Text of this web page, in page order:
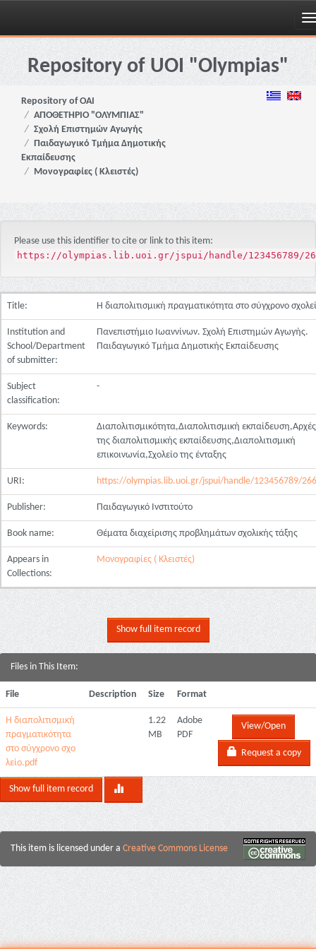
Skip
navigationRepository of UOI "Olympias"
Repository of OAI
ΑΠΟΘΕΤΗΡΙΟ "ΟΛΥΜΠΙΑΣ"
Σχολή Επιστημών Αγωγής
Παιδαγωγικό Τμήμα Δημοτικής
Εκπαίδευσης
Μονογραφίες ( Κλειστές)
Please use this identifier to cite or link to this item:
https://olympias.lib.uoi.gr/jspui/handle/123456789/
Title: Η διαπολιτισμική πραγματικότητα στο σύγχρονο
Institution and
School/Department
of submitter:
Πανεπιστήμιο Ιωαννίνων. Σχολή Επιστημών Αγωγής.
Παιδαγωγικό Τμήμα Δημοτικής Εκπαίδευσης
Subject
classification:
-
Keywords:
Διαπολιτισμικότητα,Διαπολιτισμική εκπαίδευση,Αρχές
της διαπολιτισμικής εκπαίδευσης,Διαπολιτισμική
επικοινωνία,Σχολείο της ένταξης
URI: https://olympias.lib.uoi.gr/jspui/handle/123456789/
Publisher: Παιδαγωγικό Ινστιτούτο
Book name: Θέματα διαχείρισης προβλημάτων σχολικής τάξης
Appears in
Collections:
Μονογραφίες ( Κλειστές)
Show full item record
Files in This Item:
File Description Size Format
Η διαπολιτισμική
πραγματικότητα
στο σύγχρονο σχο
λείο.pdf
1.22
MB
Adobe
PDF
View/Open
Request a copy
Show full item record
This item is licensed under a Creative Commons License